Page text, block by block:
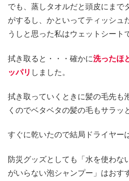
でも、蒸しタオルだと頭皮にまで
がするし、かといってティッシュ
うしと思った私はウェットシート
拭き取ると・・・確かに洗ったほ
ッパリ しました。
拭き取っていくときに髪の毛先も
くのでベタベタの髪の毛もサラッ
すぐに乾いたので結局ドライヤー
防災グッズとしても「水を使わな
がいらない泡シャンプー」はおす